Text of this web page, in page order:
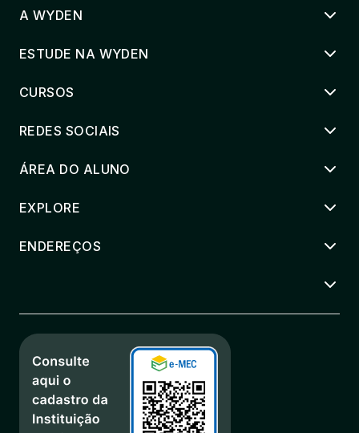
A WYDEN
ESTUDE NA WYDEN
CURSOS
REDES SOCIAIS
ÁREA DO ALUNO
EXPLORE
ENDEREÇOS